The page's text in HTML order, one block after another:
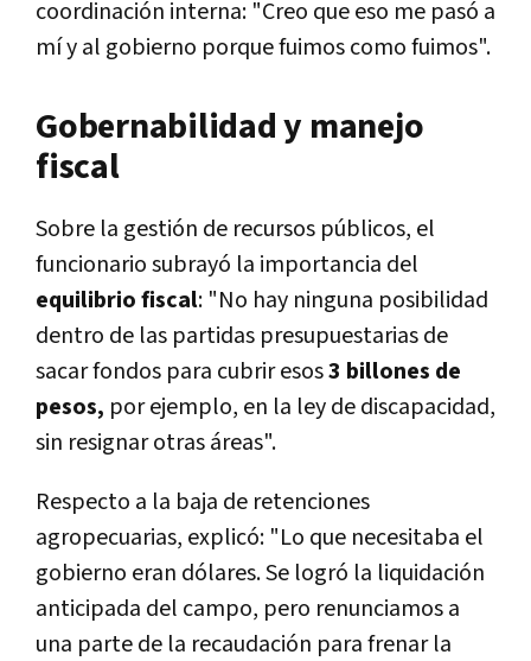
coordinación interna: "Creo que eso me pasó a
mí y al gobierno porque fuimos como fuimos".
Gobernabilidad y manejo
fiscal
Sobre la gestión de recursos públicos, el
funcionario subrayó la importancia del
equilibrio fiscal: "No hay ninguna posibilidad
dentro de las partidas presupuestarias de
sacar fondos para cubrir esos3 billones de
pesos, por ejemplo, en la ley de discapacidad,
sin resignar otras áreas".
Respecto a la baja de retenciones
agropecuarias, explicó: "Lo que necesitaba el
gobierno eran dólares. Se logró la liquidación
anticipada del campo, pero renunciamos a
una parte de la recaudación para frenar la